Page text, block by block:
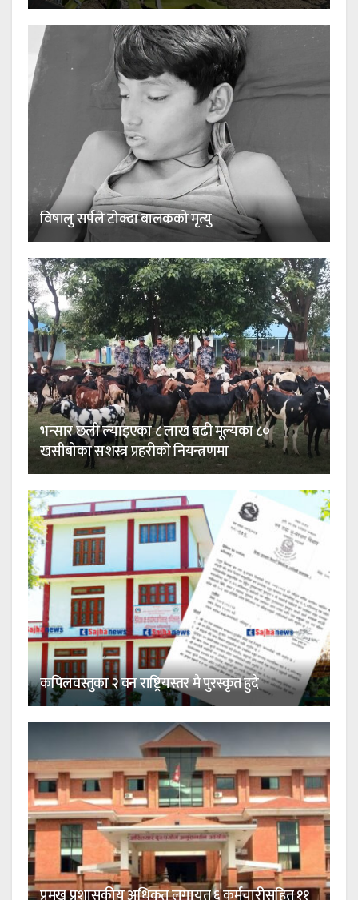
विषालु सर्पले टोक्दा बालकको मृत्यु
भन्सार छली ल्याइएका ८ लाख बढी मूल्यका ८०
खसीबोका सशस्त्र प्रहरीको नियन्त्रणमा
कपिलवस्तुका २ वन राष्ट्रियस्तर मै पुरस्कृत हुदै